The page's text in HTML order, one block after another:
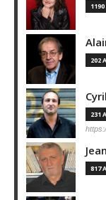
202
231
817